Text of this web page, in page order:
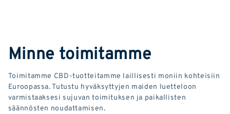
Minne toimitamme
Toimitamme CBD-tuotteitamme laillisesti moniin kohteisiin
Euroopassa. Tutustu hyväksyttyjen maiden luetteloon
varmistaaksesi sujuvan toimituksen ja paikallisten
säännösten noudattamisen.